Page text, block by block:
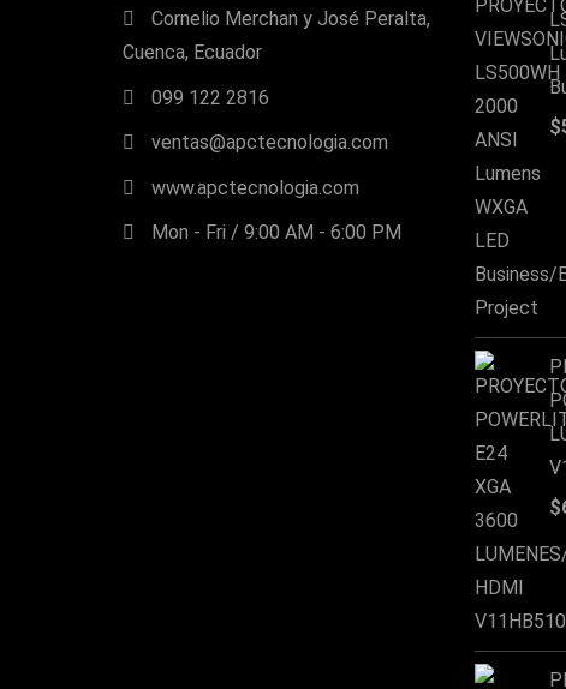
Cornelio Merchan y José Peralta,
Cuenca, Ecuador
099 122 2816
ventas@apctecnologia.com
www.apctecnologia.com
Mon - Fri / 9:00 AM - 6:00 PM
$
$